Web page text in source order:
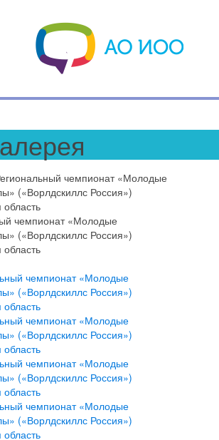
чемпионат «Молодые
(«Ворлдскиллс Россия»)
область
чемпионат «Молодые
(«Ворлдскиллс Россия»)
область